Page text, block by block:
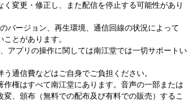
く変更・修正し、また配信を停止する可能性があり
バージョン、再生環境、通信回線の状況によって
とがあります。
アプリの操作に関しては南江堂では一切サポートい
う通信費などはご自身でご負担ください。
作権はすべて南江堂にあります。音声の一部または
変、頒布（無料での配布及び有料での販売）するこ